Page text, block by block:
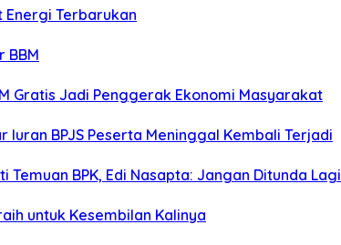
Energi Terbarukan
BBM
Gratis Jadi Penggerak Ekonomi Masyarakat
Iuran BPJS Peserta Meninggal Kembali Terjadi
BPK, Edi Nasapta: Jangan Ditunda Lagi
untuk Kesembilan Kalinya